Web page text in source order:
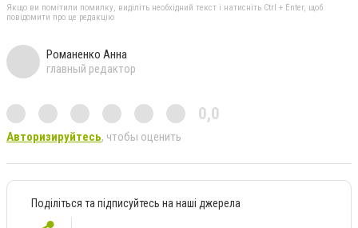
Якщо ви помітили помилку, виділіть необхідний текст і натисніть Ctrl + Enter, щоб
повідомити про це редакцію
Романенко Анна
главный редактор
0,0
Авторизируйтесь, чтобы оценить
Поділіться та підписуйтесь на наші джерела